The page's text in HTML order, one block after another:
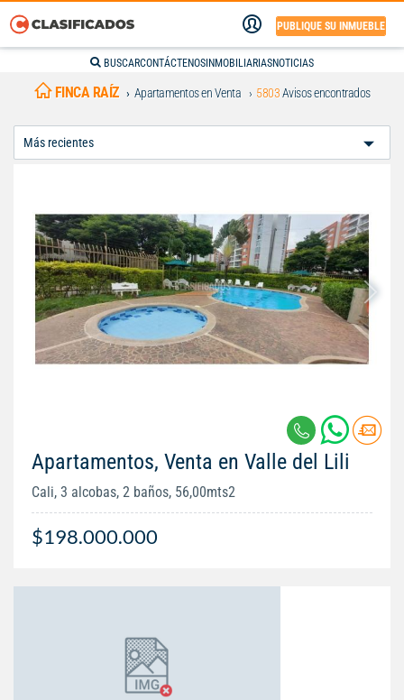
PUBLIQUE SU INMUEBLE
BUSCARCONTÁCTENOS INMOBILIARIASNOTICIAS
FINCA RAÍZ Apartamentos en Venta 5803Avisos encontrados
Apartamentos, Venta en Valle del Lili
Cali, 3 alcobas, 2 baños, 56,00mts2
$198.000.000